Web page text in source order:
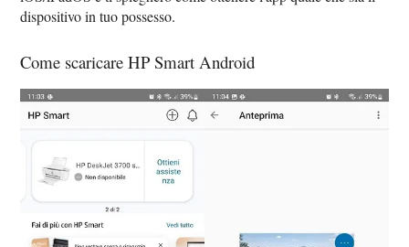
dispositivo in tuo possesso.
Come scaricare HP Smart Android